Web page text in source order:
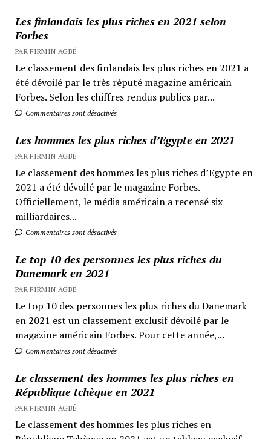
Les finlandais les plus riches en 2021 selon
Forbes
PAR FIRMIN AGBÉ
Le classement des finlandais les plus riches en 2021 a
été dévoilé par le très réputé magazine américain
Forbes. Selon les chiffres rendus publics par...
Commentaires sont désactivés
Les hommes les plus riches d’Egypte en 2021
PAR FIRMIN AGBÉ
Le classement des hommes les plus riches d’Egypte en
2021 a été dévoilé par le magazine Forbes.
Officiellement, le média américain a recensé six
milliardaires...
Commentaires sont désactivés
Le top 10 des personnes les plus riches du
Danemark en 2021
PAR FIRMIN AGBÉ
Le top 10 des personnes les plus riches du Danemark
en 2021 est un classement exclusif dévoilé par le
magazine américain Forbes. Pour cette année,...
Commentaires sont désactivés
Le classement des hommes les plus riches en
République tchèque en 2021
PAR FIRMIN AGBÉ
Le classement des hommes les plus riches en